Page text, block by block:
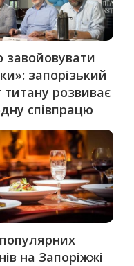
завойовувати
запорізький
титану розвиває
співпрацю
на Запоріжжі